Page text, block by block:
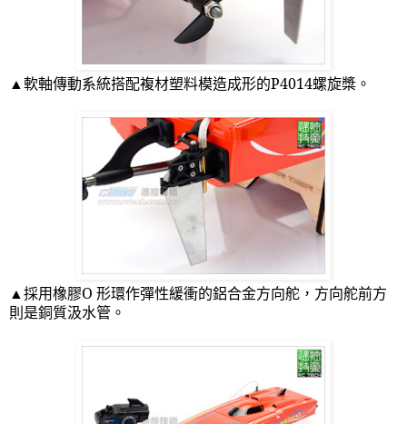
▲軟軸傳動系統搭配複材塑料模造成形的P4014螺旋槳。
▲採用橡膠O 形環作彈性緩衝的鋁合金方向舵，方向舵前方
則是銅質汲水管。